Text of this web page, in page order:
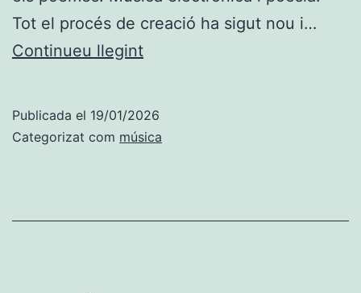
Tot el procés de creació ha sigut nou i…
Continueu llegintTOT
Publicada el 19/01/2026
Categorizat com música